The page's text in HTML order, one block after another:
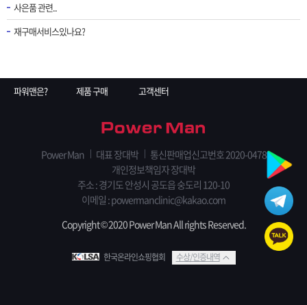
사은품 관련..
재구매서비스있나요?
파워맨은? 제품 구매 고객센터
Power Man 대표 장대박
통신판매업신고번호 2020-0478
개인정보책임자 장대박
주소 : 경기도 안성시 공도읍 숭도리 120-10
이메일 : powermanclinic@kakao.com
Copyright © 2020 Power Man All rights Reserved.
한국온라인쇼핑협회 수상/인증내역